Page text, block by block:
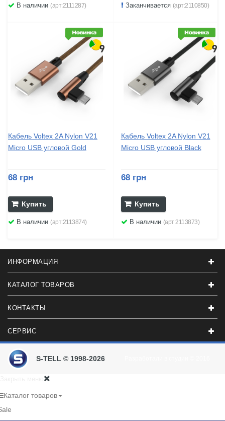
В наличии (арт:2111287) Заканчивается (арт:2110850)
Кабель Voltex 2A Nylon V21
Micro USB угловой Gold
68 грн
Купить
В наличии (арт:2113874)
Кабель Voltex 2A Nylon V21
Micro USB угловой Black
68 грн
Купить
В наличии (арт:2113873)
ИНФОРМАЦИЯ
КАТАЛОГ ТОВАРОВ
КОНТАКТЫ
СЕРВИС
S-TELL © 1998-2026
Каталог товаров